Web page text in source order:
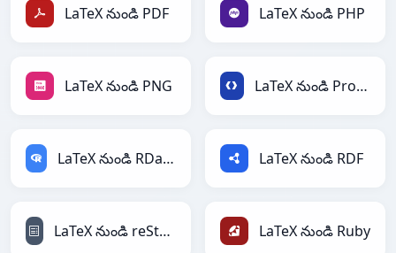
LaTeX నుండి PDF LaTeX నుండి PHP
LaTeX నుండి PNG LaTeX నుండి Protobuf
LaTeX నుండి RDataFrame LaTeX నుండి RDF
LaTeX నుండి reStructuredText LaTeX నుండి Ruby